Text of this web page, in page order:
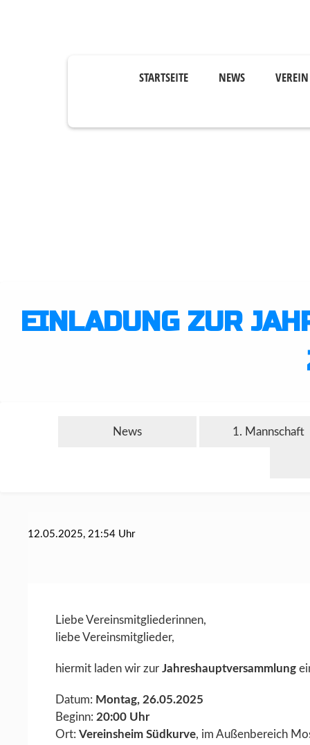
STARTSEITE NEWS VEREIN
EINLADUNG ZUR
News 1. Mannschaft
12.05.2025, 21:54 Uhr
Liebe Vereinsmitgliederinnen,
liebe Vereinsmitglieder,
hiermit laden wir zur Jahreshauptversammlung
Datum: Montag, 26.05.2025
Beginn: 20:00 Uhr
Ort: Vereinsheim Südkurve, im Außenbereich